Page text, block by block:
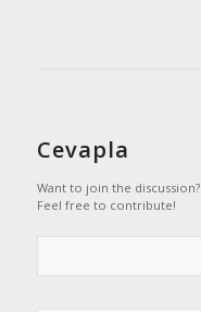
Cevapla
Want to join the discussion?
Feel free to contribute!